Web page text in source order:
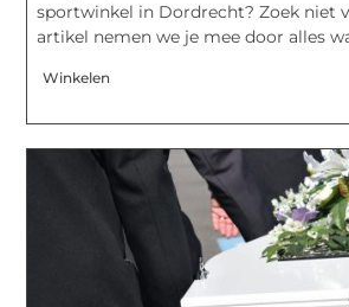
sportwinkel in Dordrecht? Zoek niet
artikel nemen we je mee door alles
Winkelen